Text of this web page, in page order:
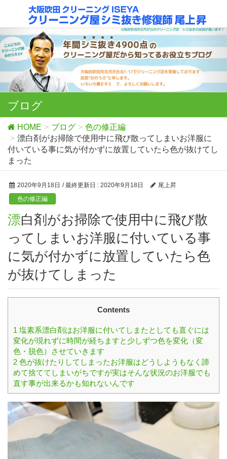
ブログ
HOME ブログ
色の修正編
漂白剤がお掃除で使用中に飛び散ってしまいお洋服に
付いている事に気が付かずに放置していたら色が抜けてし
まった
2020年9月18日 / 最終更新日 : 2020年9月18日
尾上昇
色の修正編
漂白剤がお掃除で使用中に飛び散
ってしまいお洋服に付いている事
に気が付かずに放置していたら色
が抜けてしまった
Contents
1 塩素系漂白剤はお洋服に付いてしまたとしても直ぐには
変化が現れずに時間が経ちますと少しずつ色を変化（変
色・脱色）させていきます
2 色が抜けたりしてしまったお洋服はどうしようもなく諦
めて捨ててしまいがちですが実はそんな状況のお洋服でも
直す事が出来るかも知れないんです